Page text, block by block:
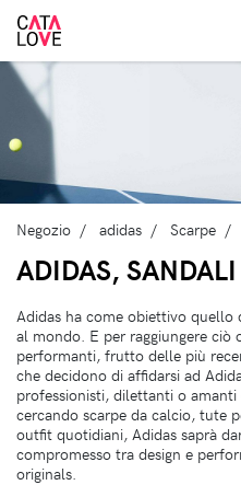
Negozio adidas Scarpe
ADIDAS, SANDALI
Adidas ha come obiettivo
al mondo. E per raggiungere
performanti, frutto delle più
che decidono di affidarsi ad
professionisti, dilettanti o
cercando scarpe da calcio, tute
outfit quotidiani, Adidas saprà
compromesso tra design e
originals.